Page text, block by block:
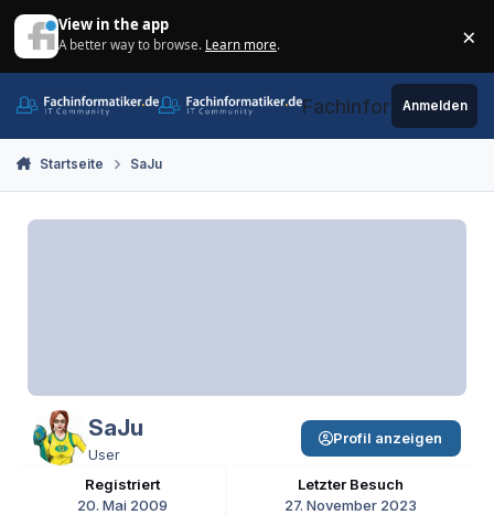
View in the app
A better way to browse. Learn more. ×
Fachinformatiker.de
Anmelden
Startseite SaJu
SaJu
User
Registriert
20. Mai 2009
Letzter Besuch
27. November 2023
Profil anzeigen